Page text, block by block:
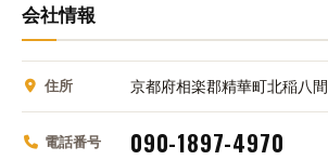
会社情報
住所 京都府相楽郡精華町北稲八
電話番号 090-1897-4970